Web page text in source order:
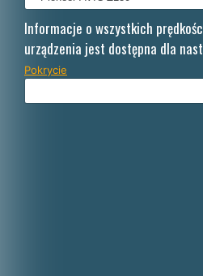
Dansk
Informacje o wszystkich
urządzenia jest dostępna dla
Pokrycie